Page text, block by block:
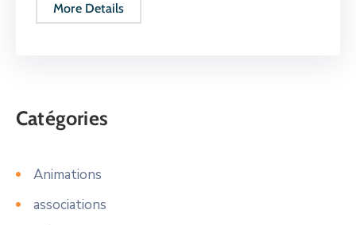
More Details
Catégories
Animations
associations